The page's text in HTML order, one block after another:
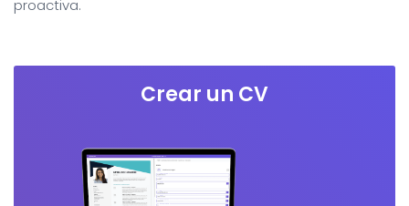
proactiva.
Crear un CV